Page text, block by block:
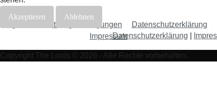
Allgemeine Nutzungsbedingungen Datenschutzerklärung
Impressum
Copyright The Lords © 2026 - Alle Rechte vorbehalten.
Akzeptieren Ablehnen
Datenschutzerklärung